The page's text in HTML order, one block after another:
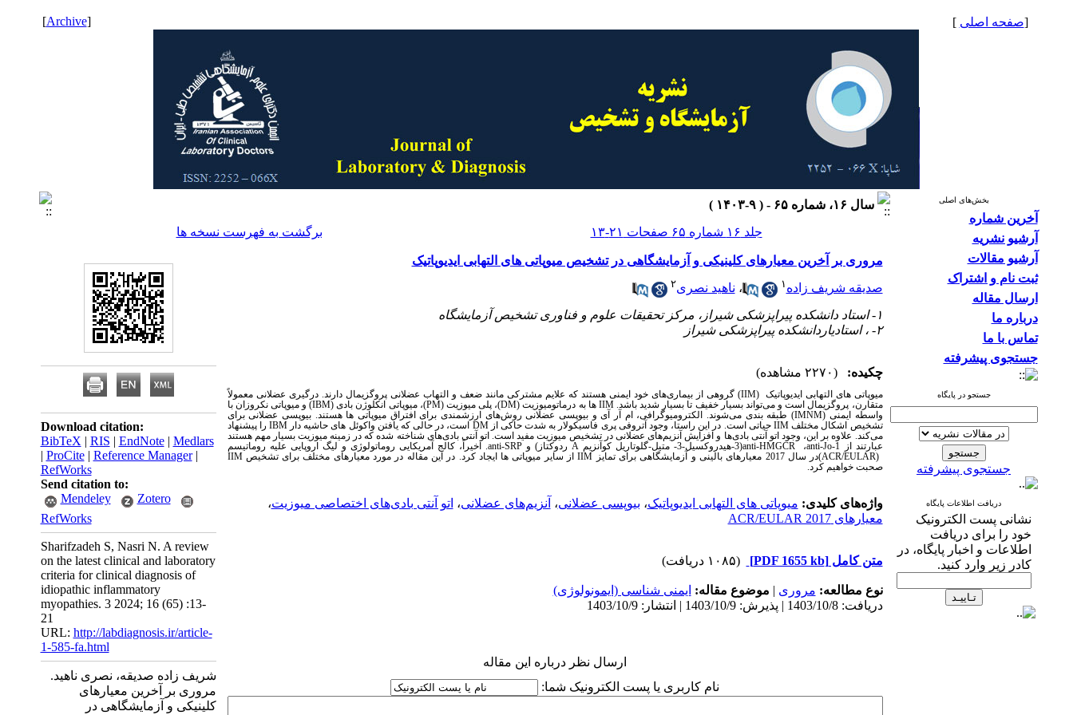
[صفحه اصلی ]
[
Archive
]
بخش‌های اصلی
آخرین شماره
آرشیو نشریه
آرشیو مقالات
ثبت نام و اشتراک
ارسال مقاله
درباره ما
تماس با ما
جستجوی پیشرفته
جستجو در پایگاه
جستجوی پیشرفته
دریافت اطلاعات پایگاه
نشانی پست الکترونیک
خود را برای دریافت
اطلاعات و اخبار پایگاه، در
کادر زیر وارد کنید.
سال ۱۶، شماره ۶۵ - ( ۹-۱۴۰۳ )
جلد ۱۶ شماره ۶۵ صفحات ۲۱-۱۳
برگشت به فهرست نسخه ها
مروری بر آخرین معیارهای کلینیکی و آزمایشگاهی در تشخیص میوپاتی های التهابی ایدیوپاتیک
صدیقه شریف زاده ۱ ، ناهید نصری۲
۱- استاد دانشکده پیراپزشکی شیراز، مرکز تحقیقات علوم و فناوری تشخیص آزمایشگاه
۲- ، استادیاردانشکده پیراپزشکی شیراز
چکیده: (۲۲۷۰ مشاهده)
میوپاتی های التهابی ایدیوپاتیک IIM)) گروهی از بیماری‌های خود ایمنی هستند که علایم مشترکی مانند ضعف و التهاب عضلانی پروگزیمال دارند. درگیری عضلانی معمولاً
متقارن، پروگزیمال است و می‌تواند بسیار خفیف تا بسیار شدید باشد.IIM ها به درماتومیوزیت (DM)، پلی میوزیت(PM)، میوپاتی انکلوژن بادی(IBM) و میوپاتی نکروزان با
واسطه ایمنی (IMNM)طبقه بندی می‌شوند. الکترومیوگرافی، ام آر آی و بیوپسی عضلانی روش‌های ارزشمندی برای افتراق میوپاتی ها هستند. بیوپسی عضلانی برای
تشخیص اشکال مختلف IIMحیاتی است. در این راستا، وجود آتروفی پری فاسیکولار به شدت حاکی ازDM است، در حالی که یافتن واکوئل های حاشیه دارIBM را پیشنهاد
می‌کند. علاوه بر این، وجود اتو آنتی بادی‌ها و افزایش آنزیم‌های عضلانی در تشخیص میوزیت مفید است. اتو آنتی بادی‌های شناخته شده که در زمینه میوزیت بسیار مهم هستند
عبارتند از anti-Jo-1، anti-HMGCR(3-هیدروکسیل-3- متیل-گلوتاریل کوآنزیم Aردوکتاز) وanti-SRP. اخیراً، کالج آمریکایی روماتولوژی و لیگ اروپایی علیه روماتیسم
(ACR/EULAR)در سال 2017 معیارهای بالینی و آزمایشگاهی برای تمایز IIMاز سایر میوپاتی ها ایجاد کرد. در این مقاله در مورد معیارهای مختلف برای تشخیصIIM
صحبت خواهیم کرد.
واژه‌های کلیدی: میوپاتی های التهابی ایدیوپاتیک، بیوپسی عضلانی، آنزیم‌های عضلانی، اتو آنتی بادی‌های اختصاصی میوزیت،
معیارهای ACR/EULAR 2017
متن کامل[PDF 1655 kb] (۱۰۸۵ دریافت)
نوع مطالعه: مروری | موضوع مقاله: ایمنی شناسی (ایمونولوژی)
دریافت: 1403/10/8 | پذیرش: 1403/10/9 | انتشار: 1403/10/9
ارسال نظر درباره این مقاله
نام کاربری یا پست الکترونیک شما:
Download citation:
BibTeX | RIS | EndNote| Medlars
| ProCite| Reference Manager|
RefWorks
Send citation to:
Mendeley
Zotero
RefWorks
Sharifzadeh S, Nasri N. A review
on the latest clinical and laboratory
criteria for clinical diagnosis of
idiopathic inflammatory
myopathies. 3 2024; 16 (65) :13-
21
URL: http://labdiagnosis.ir/article-
1-585-fa.html
شریف زاده صدیقه، نصری ناهید.
مروری بر آخرین معیارهای
کلینیکی و آزمایشگاهی در